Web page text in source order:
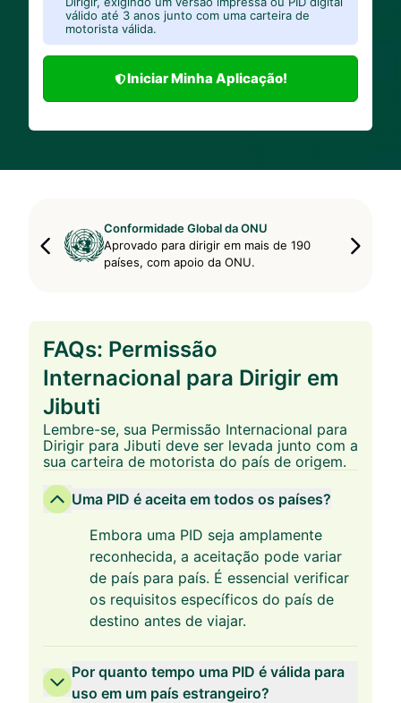
válido até 3 anos junto com uma carteira de
motorista válida.
Iniciar Minha Aplicação!
Conformidade Global da ONU
Aprovado para dirigir em mais de 190
países, com apoio da ONU.
FAQs: Permissão
Internacional para Dirigir em
Jibuti
Lembre-se, sua Permissão Internacional para
Dirigir para Jibuti deve ser levada junto com a
sua carteira de motorista do país de origem.
Uma PID é aceita em todos os países?
Embora uma PID seja amplamente
reconhecida, a aceitação pode variar
de país para país. É essencial verificar
os requisitos específicos do país de
destino antes de viajar.
Por quanto tempo uma PID é válida para
uso em um país estrangeiro?